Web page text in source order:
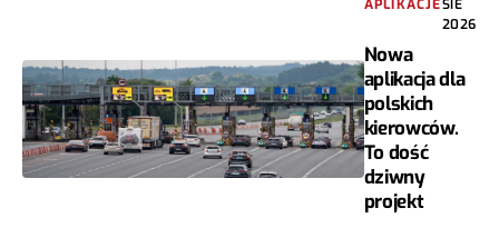
APLIKACJESIE
2026
Nowa
aplikacja dla
polskich
kierowców.
To dość
dziwny
projekt